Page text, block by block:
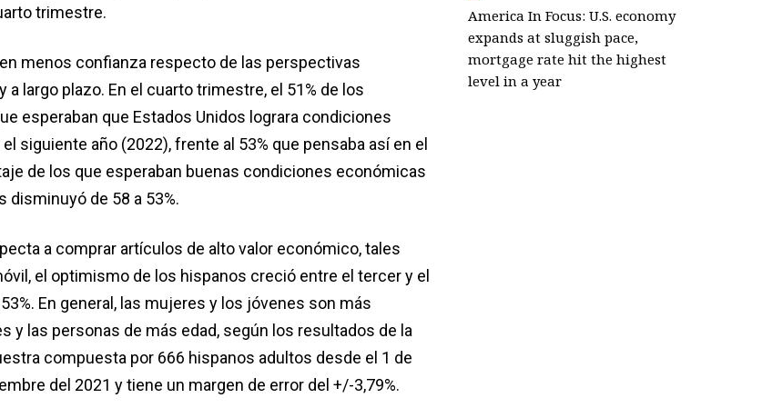
trimestre.
menos confianza respecto de las perspectivas
largo plazo. En el cuarto trimestre, el 51% de los
esperaban que Estados Unidos lograra condiciones
siguiente año (2022), frente al 53% que pensaba así en el
de los que esperaban buenas condiciones económicas
disminuyó de 58 a 53%.
a comprar artículos de alto valor económico, tales
el optimismo de los hispanos creció entre el tercer y el
En general, las mujeres y los jóvenes son más
y las personas de más edad, según los resultados de la
compuesta por 666 hispanos adultos desde el 1 de
del 2021 y tiene un margen de error del +/-3,79%.
America In Focus: U.S. economy
expands at sluggish pace,
mortgage rate hit the highest
level in a year